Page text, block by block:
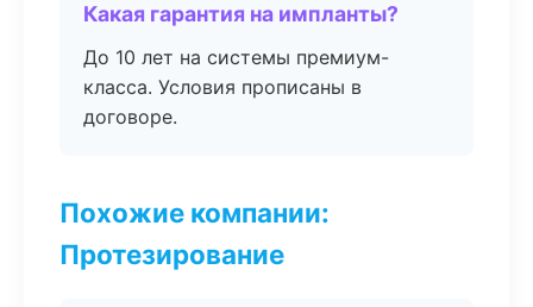
Какая гарантия на импланты?
До 10 лет на системы премиум-
класса. Условия прописаны в
договоре.
Похожие компании:
Протезирование